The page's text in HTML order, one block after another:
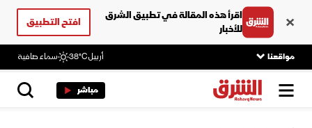
اقرأ هذه المقالة في تطبيق الشرق
للأخبار
افتح التطبيق
مواقعنا أربيل38°C سماء صافية
مباشر